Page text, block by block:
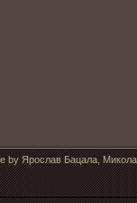
by Ярослав Бацала,